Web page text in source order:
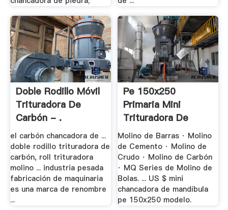
Doble Rodillo Móvil
Trituradora De
Carbón - .
el carbón chancadora de ...
doble rodillo trituradora de
carbón, roll trituradora
molino ... industria pesada
fabricación de maquinaria
es una marca de renombre
...
Pe 150x250
Primaria Mini
Trituradora De
Carbon
Molino de Barras · Molino
de Cemento · Molino de
Crudo · Molino de Carbón
· MQ Series de Molino de
Bolas. ... US $ mini
chancadora de mandíbula
pe 150x250 modelo.